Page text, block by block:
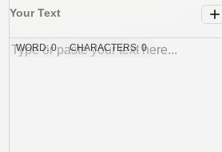
Your Text
WORD:0 CHARACTERS: 0